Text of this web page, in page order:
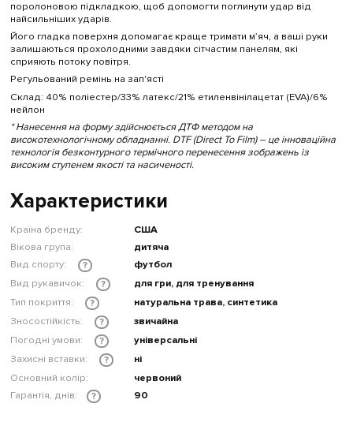
поролоновою підкладкою, щоб допомогти поглинути удар від
найсильніших ударів.
Його гладка поверхня допомагає краще тримати м’яч, а ваші руки
залишаються прохолодними завдяки сітчастим панелям, які
сприяють потоку повітря.
Регульований ремінь на зап'ясті
Склад: 40% поліестер/33% латекс/21% етиленвінілацетат (EVA)/6%
нейлон
* Нанесення на форму здійснюється ДТФ методом на
високотехнологічному обладнанні. DTF (Direct To Film) – це інноваційна
технологія безконтурного термічного перенесення зображень із
високим ступенем якості та насиченості.
Характеристики
Країна бренду:
США
Вікова група:
дитяча
Вид спорту:
?
футбол
Вид рукавичок:
?
для гри, для тренування
Тип покриття:
?
натуральна трава, синтетика
Зносостійкість:
?
звичайна
Погодні умови:
?
універсальні
Захисні вставки:
?
ні
Основний колір:
червоний
Гарантія, днів:
? 90